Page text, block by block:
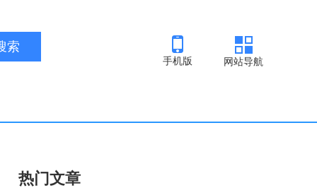
手机版 网站导航
热门文章